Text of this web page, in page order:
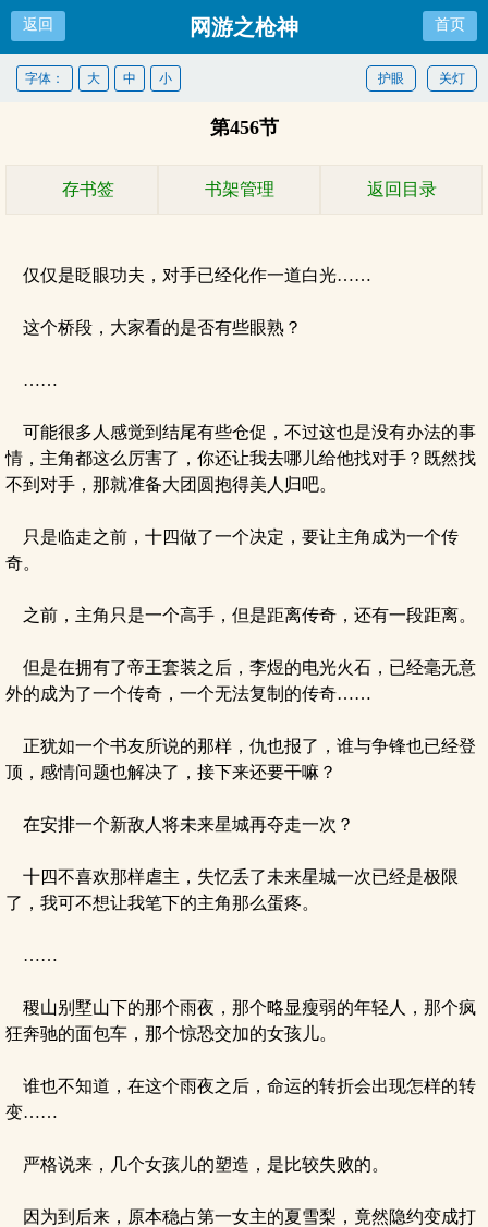
返回 网游之枪神 首页
关灯
护眼
字体： 大 中 小
第456节
存书签 书架管理 返回目录
仅仅是眨眼功夫，对手已经化作一道白光……
这个桥段，大家看的是否有些眼熟？
……
可能很多人感觉到结尾有些仓促，不过这也是没有办法的事
情，主角都这么厉害了，你还让我去哪儿给他找对手？既然找
不到对手，那就准备大团圆抱得美人归吧。
只是临走之前，十四做了一个决定，要让主角成为一个传
奇。
之前，主角只是一个高手，但是距离传奇，还有一段距离。
但是在拥有了帝王套装之后，李煜的电光火石，已经毫无意
外的成为了一个传奇，一个无法复制的传奇……
正犹如一个书友所说的那样，仇也报了，谁与争锋也已经登
顶，感情问题也解决了，接下来还要干嘛？
在安排一个新敌人将未来星城再夺走一次？
十四不喜欢那样虐主，失忆丢了未来星城一次已经是极限
了，我可不想让我笔下的主角那么蛋疼。
……
稷山别墅山下的那个雨夜，那个略显瘦弱的年轻人，那个疯
狂奔驰的面包车，那个惊恐交加的女孩儿。
谁也不知道，在这个雨夜之后，命运的转折会出现怎样的转
变……
严格说来，几个女孩儿的塑造，是比较失败的。
因为到后来，原本稳占第一女主的夏雪梨，竟然隐约变成打